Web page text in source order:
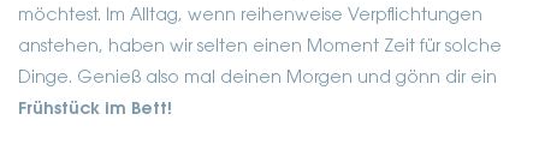
möchtest. Im Alltag, wenn reihenweise Verpflichtungen
anstehen, haben wir selten einen Moment Zeit für solche
Dinge. Genieß also mal deinen Morgen und gönn dir ein
Frühstück im Bett!